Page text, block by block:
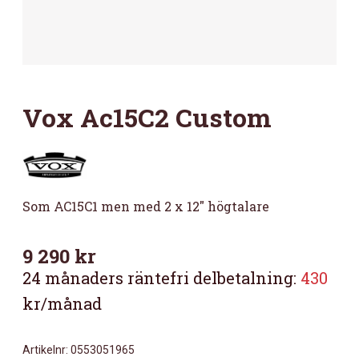
Vox Ac15C2 Custom
Som AC15C1 men med 2 x 12″ högtalare
9 290 kr
24 månaders räntefri delbetalning: 430
kr/månad
Artikelnr: 0553051965